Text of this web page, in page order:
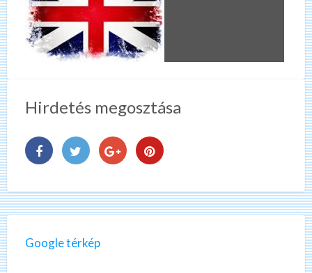
Hirdetés megosztása
Google térkép